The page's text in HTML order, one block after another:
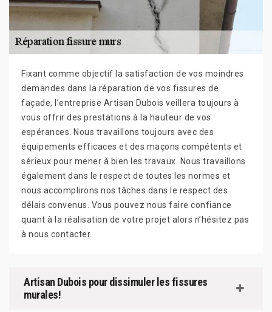
Fixant comme objectif la satisfaction de vos moindres
demandes dans la réparation de vos fissures de
façade, l’entreprise Artisan Dubois veillera toujours à
vous offrir des prestations à la hauteur de vos
espérances. Nous travaillons toujours avec des
équipements efficaces et des maçons compétents et
sérieux pour mener à bien les travaux. Nous travaillons
également dans le respect de toutes les normes et
nous accomplirons nos tâches dans le respect des
délais convenus. Vous pouvez nous faire confiance
quant à la réalisation de votre projet alors n’hésitez pas
à nous contacter.
Artisan Dubois pour dissimuler les fissures
murales!